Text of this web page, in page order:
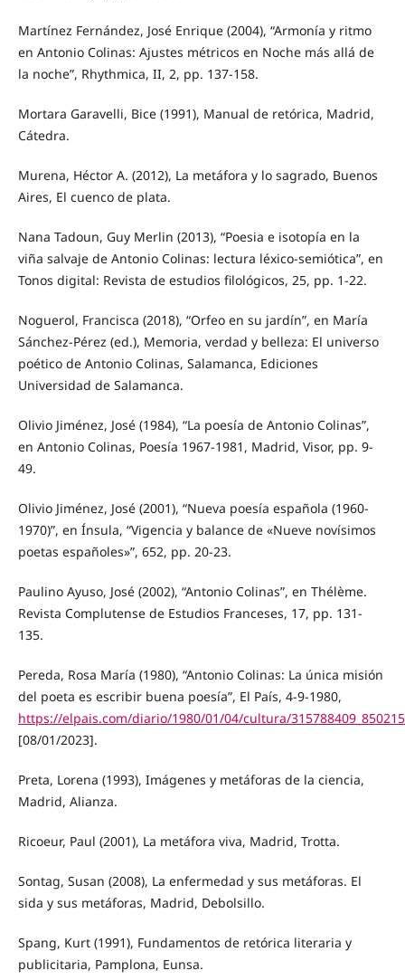
Martínez Fernández, José Enrique (2004), “Armonía y ritmo
en Antonio Colinas: Ajustes métricos en Noche más allá de
la noche”, Rhythmica, II, 2, pp. 137-158.
Mortara Garavelli, Bice (1991), Manual de retórica, Madrid,
Cátedra.
Murena, Héctor A. (2012), La metáfora y lo sagrado, Buenos
Aires, El cuenco de plata.
Nana Tadoun, Guy Merlin (2013), “Poesia e isotopía en la
viña salvaje de Antonio Colinas: lectura léxico-semiótica”, en
Tonos digital: Revista de estudios filológicos, 25, pp. 1-22.
Noguerol, Francisca (2018), “Orfeo en su jardín”, en María
Sánchez-Pérez (ed.), Memoria, verdad y belleza: El universo
poético de Antonio Colinas, Salamanca, Ediciones
Universidad de Salamanca.
Olivio Jiménez, José (1984), “La poesía de Antonio Colinas”,
en Antonio Colinas, Poesía 1967-1981, Madrid, Visor, pp. 9-
49.
Olivio Jiménez, José (2001), “Nueva poesía española (1960-
1970)”, en Ínsula, “Vigencia y balance de «Nueve novísimos
poetas españoles»”, 652, pp. 20-23.
Paulino Ayuso, José (2002), “Antonio Colinas”, en Thélème.
Revista Complutense de Estudios Franceses, 17, pp. 131-
135.
Pereda, Rosa María (1980), “Antonio Colinas: La única misión
del poeta es escribir buena poesía”, El País, 4-9-1980,
https://elpais.com/diario/1980/01/04/cultura/
[08/01/2023].
Preta, Lorena (1993), Imágenes y metáforas de la ciencia,
Madrid, Alianza.
Ricoeur, Paul (2001), La metáfora viva, Madrid, Trotta.
Sontag, Susan (2008), La enfermedad y sus metáforas. El
sida y sus metáforas, Madrid, Debolsillo.
Spang, Kurt (1991), Fundamentos de retórica literaria y
publicitaria, Pamplona, Eunsa.